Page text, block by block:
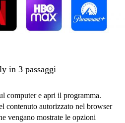
in 3 passaggi
computer e apri il programma.
contenuto autorizzato nel browser
vengano mostrate le opzioni